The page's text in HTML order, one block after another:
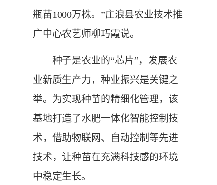
瓶苗1000万株。”庄浪县农业技术推
广中心农艺师柳巧霞说。
种子是农业的“芯片”，发展农
业新质生产力，种业振兴是关键之
举。为实现种苗的精细化管理，该
基地打造了水肥一体化智能控制技
术，借助物联网、自动控制等先进
技术，让种苗在充满科技感的环境
中稳定生长。